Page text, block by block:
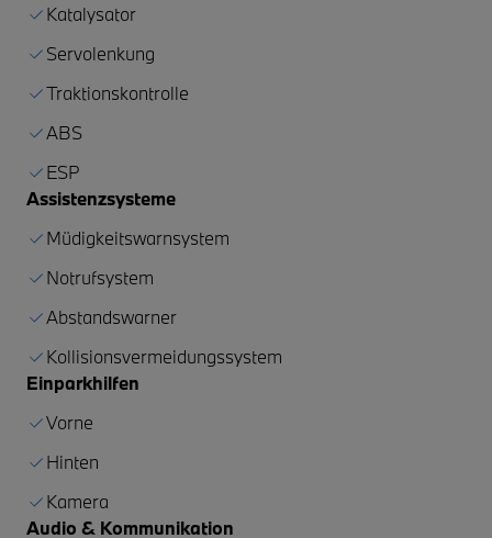
Katalysator
Servolenkung
Traktionskontrolle
ABS
ESP
Assistenzsysteme
Müdigkeitswarnsystem
Notrufsystem
Abstandswarner
Kollisionsvermeidungssystem
Einparkhilfen
Vorne
Hinten
Kamera
Audio & Kommunikation